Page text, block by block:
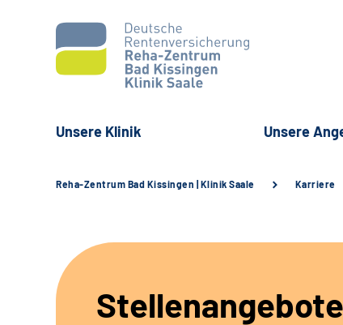
Unsere Klinik Unsere
Reha-Zentrum Bad Kissingen | Klinik Saale Karriere